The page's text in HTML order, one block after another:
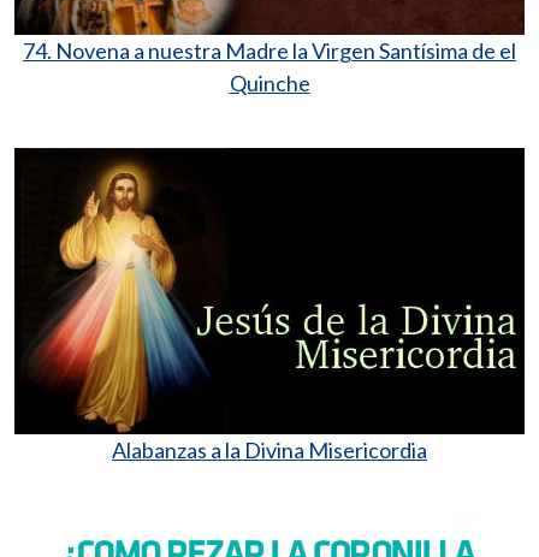
74. Novena a nuestra Madre la Virgen Santísima de el
Quinche
Alabanzas a la Divina Misericordia